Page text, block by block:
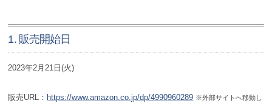
1. 販売開始日
2023年2月21日(火)
販売URL： https://www.amazon.co.jp/dp/4990960289 ※外部サイトへ移動し